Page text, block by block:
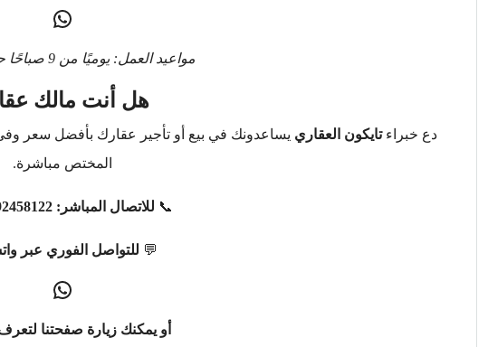
مواعيد العمل: يوميًا من 9 صباحًا حتى 9 مساءً.
هل أنت مالك
دع خبراءتايكون العقاري يساعدونك في بيع أو تأجير عقارك بأفضل سعر
المختص مباشرة.
📞 للاتصال المباشر:
💬 للتواصل الفوري عبر
أو يمكنك زيارة صفحتنا